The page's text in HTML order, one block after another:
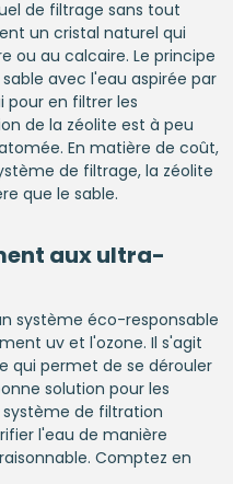
de filtrage sans tout
un cristal naturel qui
ou au calcaire. Le principe
avec l'eau aspirée par
pour en filtrer les
de la zéolite est à peu
En matière de coût,
de filtrage, la zéolite
que le sable.
aux ultra-
système éco-responsable
uv et l'ozone. Il s'agit
qui permet de se dérouler
solution pour les
système de filtration
l'eau de manière
Comptez en